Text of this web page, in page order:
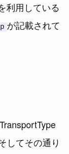
利用している
が記載されて
してその通り